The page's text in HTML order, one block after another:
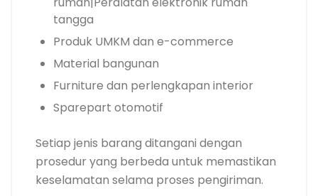
tangga
Produk UMKM dan e-commerce
Material bangunan
Furniture dan perlengkapan interior
Sparepart otomotif
Setiap jenis barang ditangani dengan
prosedur yang berbeda untuk memastikan
keselamatan selama proses pengiriman.